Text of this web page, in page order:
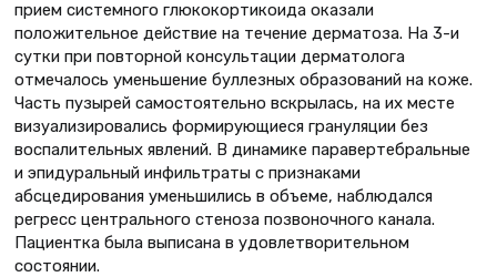
прием системного глюкокортикоида оказали
положительное действие на течение дерматоза. На 3-и
сутки при повторной консультации дерматолога
отмечалось уменьшение буллезных образований на коже.
Часть пузырей самостоятельно вскрылась, на их месте
визуализировались формирующиеся грануляции без
воспалительных явлений. В динамике паравертебральные
и эпидуральный инфильтраты с признаками
абсцедирования уменьшились в объеме, наблюдался
регресс центрального стеноза позвоночного канала.
Пациентка была выписана в удовлетворительном
состоянии.